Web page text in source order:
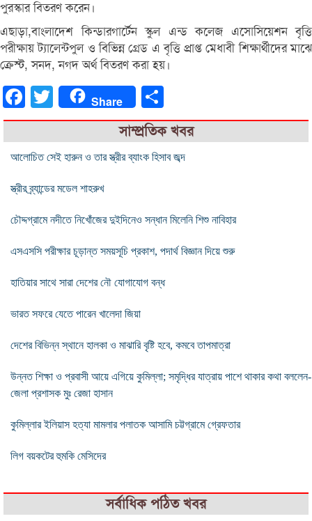
পুরস্কার বিতরণ করেন।
এছাড়া,বাংলাদেশ কিন্ডারগার্টেন স্কুল এন্ড কলেজ এসোসিয়েশন বৃত্তি
পরীক্ষায় ট্যালেন্টপুল ও বিভিন্ন গ্রেড এ বৃত্তি প্রাপ্ত মেধাবী শিক্ষার্থীদের মাঝে
ক্রেস্ট, সনদ, নগদ অর্থ বিতরণ করা হয়।
FacebookTwitter Share
সাম্প্রতিক খবর
আলোচিত সেই হারুন ও তার স্ত্রীর ব্যাংক হিসাব জব্দ
স্ত্রীর ব্র্যান্ডের মডেল শাহরুখ
চৌদ্দগ্রামে নদীতে নিখোঁজের দুইদিনেও সন্ধান মিলেনি শিশু নাবিহার
এসএসসি পরীক্ষার চূড়ান্ত সময়সূচি প্রকাশ, পদার্থ বিজ্ঞান দিয়ে শুরু
হাতিয়ার সাথে সারা দেশের নৌ যোগাযোগ বন্ধ
ভারত সফরে যেতে পারেন খালেদা জিয়া
দেশের বিভিন্ন স্থানে হালকা ও মাঝারি বৃষ্টি হবে, কমবে তাপমাত্রা
উন্নত শিক্ষা ও প্রবাসী আয়ে এগিয়ে কুমিল্লা; সমৃদ্ধির যাত্রায় পাশে থাকার কথা বললেন-
জেলা প্রশাসক মুঃ রেজা হাসান
কুমিল্লার ইলিয়াস হত্যা মামলার পলাতক আসামি চট্টগ্রামে গ্রেফতার
লিগ বয়কটের হুমকি মেসিদের
সর্বাধিক পঠিত খবর